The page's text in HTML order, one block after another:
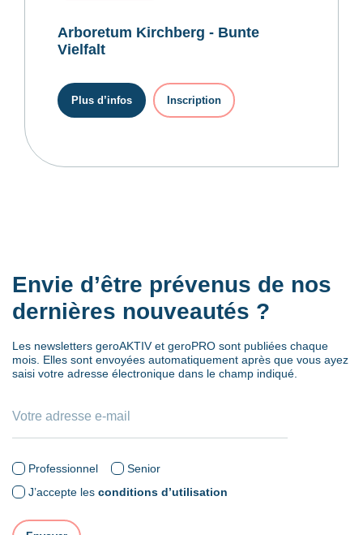
Arboretum Kirchberg - Bunte
Vielfalt
Plus d’infos Inscription
Envie d’être prévenus de nos
dernières nouveautés ?
Les newsletters geroAKTIV et geroPRO sont publiées chaque
mois. Elles sont envoyées automatiquement après que vous ayez
saisi votre adresse électronique dans le champ indiqué.
Professionnel
Senior
J’accepte les conditions d’utilisation